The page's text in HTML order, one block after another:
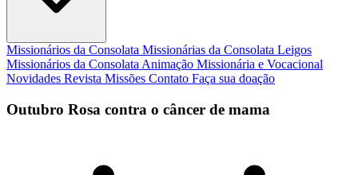
Missionários da Consolata Missionárias da Consolata Leigos
Missionários da Consolata Animação Missionária e Vocacional
Novidades Revista Missões Contato Faça sua doação
Outubro Rosa contra o câncer de mama